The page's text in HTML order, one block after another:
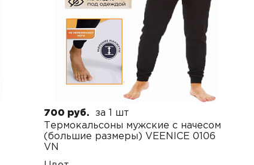
700 руб.
за 1 шт
Термокальсоны мужские с начесом
(большие размеры) VEENICE 0106
VN